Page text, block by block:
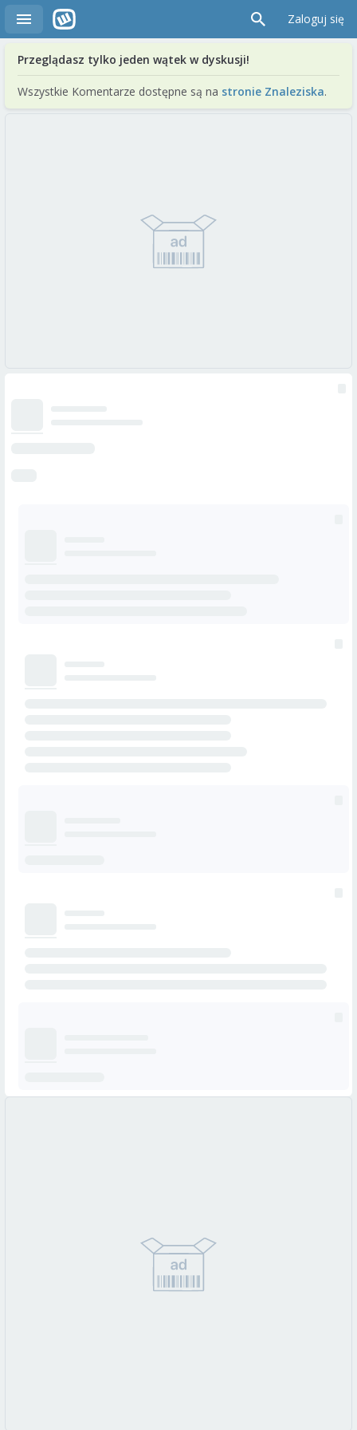
Zaloguj się
Przeglądasz tylko jeden wątek w dyskusji!
Wszystkie Komentarze dostępne są na stronie Znaleziska.